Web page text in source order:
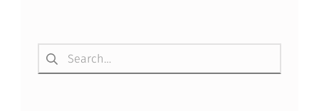
Suchen nach: